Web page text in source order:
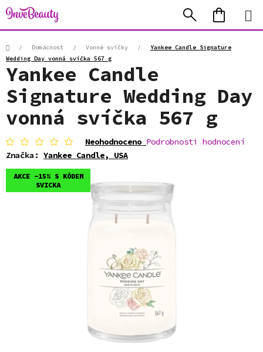
Přejít
na
obsah
Hledat
KOŠÍK
Domů/ Domácnost / Vonné svíčky /
Yankee Candle Signature
Wedding Day vonná svíčka 567 g
Yankee Candle
Signature Wedding Day
vonná svíčka 567 g
Průměrné
hodnocení
produktu
je
0,0
z
hvězdiček.
Neohodnoceno Podrobnosti hodnocení
Značka: Yankee Candle, USA
AKCE -15% S KÓDEM
SVICKA